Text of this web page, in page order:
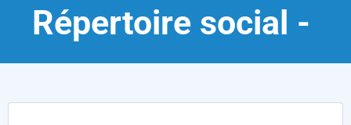
Répertoire social -A